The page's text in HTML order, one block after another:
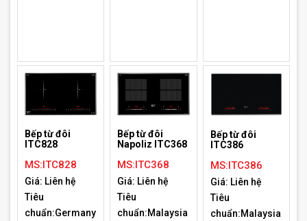
Bếp từ đôi
ITC828
MS:ITC828
Giá: Liên hệ
Tiêu
chuẩn:Germany
Bếp từ đôi
Napoliz ITC368
MS:ITC368
Giá: Liên hệ
Tiêu
chuẩn:Malaysia
Bếp từ đôi
ITC386
MS:ITC386
Giá: Liên hệ
Tiêu
chuẩn:Malaysia